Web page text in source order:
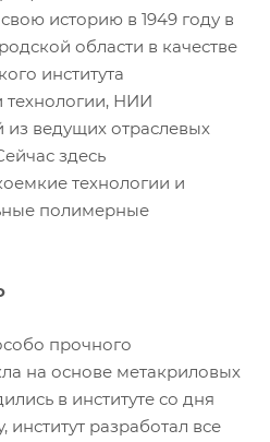
историю в 1949 году в
области в качестве
института
технологии, НИИ
ведущих отраслевых
здесь
технологии и
полимерные
прочного
на основе метакриловых
в институте со дня
институт разработал все